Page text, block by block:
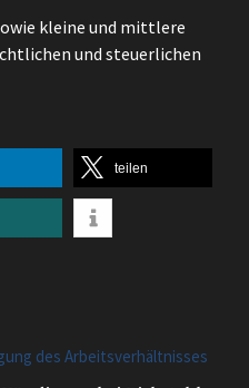
des Arbeitsverhältnisses
bei Diebstahl
sind möglich?